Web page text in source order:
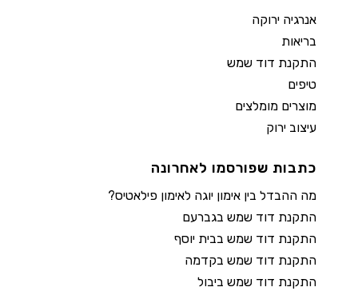
אנרגיה ירוקה
בריאות
התקנת דוד שמש
טיפים
מוצרים מומלצים
עיצוב ירוק
כתבות שפורסמו לאחרונה
מה ההבדל בין אימון יוגה לאימון פילאטיס?
התקנת דוד שמש בגברעם
התקנת דוד שמש בבית יוסף
התקנת דוד שמש בקדמה
התקנת דוד שמש ביבול